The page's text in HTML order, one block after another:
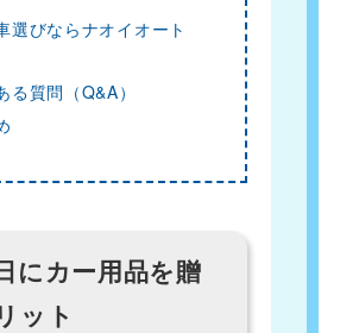
選びならナオイオート
る質問（Q&A）
にカー用品を贈
ット